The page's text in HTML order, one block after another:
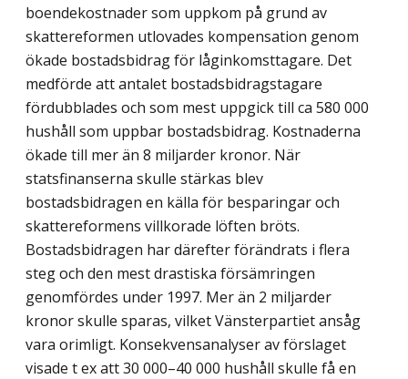
boendekostnader som uppkom på grund av
skattereformen utlovades kompensation genom
ökade bostadsbidrag för låginkomsttagare. Det
medförde att antalet bostadsbidragstagare
fördubblades och som mest uppgick till ca 580 000
hushåll som uppbar bostadsbidrag. Kostnaderna
ökade till mer än 8 miljarder kronor. När
statsfinanserna skulle stärkas blev
bostadsbidragen en källa för besparingar och
skattereformens villkorade löften bröts.
Bostadsbidragen har därefter förändrats i flera
steg och den mest drastiska försämringen
genomfördes under 1997. Mer än 2 miljarder
kronor skulle sparas, vilket Vänsterpartiet ansåg
vara orimligt. Konsekvensanalyser av förslaget
visade t ex att 30 000–40 000 hushåll skulle få en